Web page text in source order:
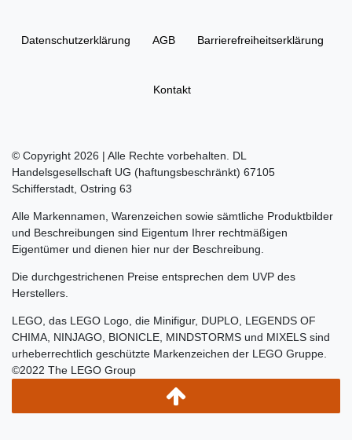
Daten­schutz­erklärung AGB Barrierefreiheitserklärung
Kontakt
© Copyright 2026 | Alle Rechte vorbehalten. DL
Handelsgesellschaft UG (haftungsbeschränkt) 67105
Schifferstadt, Ostring 63
Alle Markennamen, Warenzeichen sowie sämtliche Produktbilder
und Beschreibungen sind Eigentum Ihrer rechtmäßigen
Eigentümer und dienen hier nur der Beschreibung.
Die durchgestrichenen Preise entsprechen dem UVP des
Herstellers.
LEGO, das LEGO Logo, die Minifigur, DUPLO, LEGENDS OF
CHIMA, NINJAGO, BIONICLE, MINDSTORMS und MIXELS sind
urheberrechtlich geschützte Markenzeichen der LEGO Gruppe.
©2022 The LEGO Group